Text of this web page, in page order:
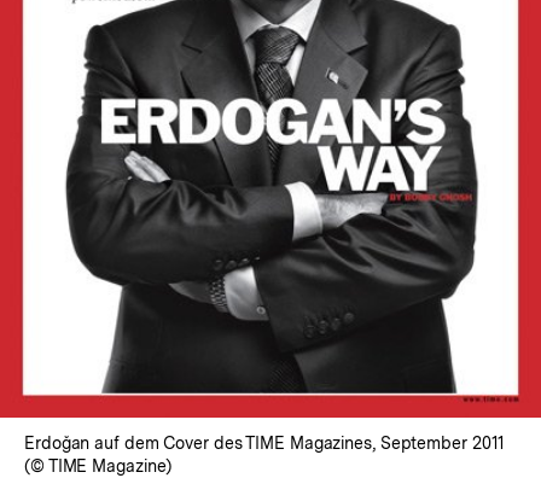
In
Lightbox
öffnen
Erdoğan auf dem Cover des TIME Magazines, September 2011
(© TIME Magazine)